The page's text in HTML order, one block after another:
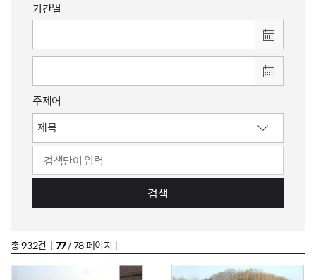
기간별
주제어
검색
총932건 [77/ 78 페이지 ]